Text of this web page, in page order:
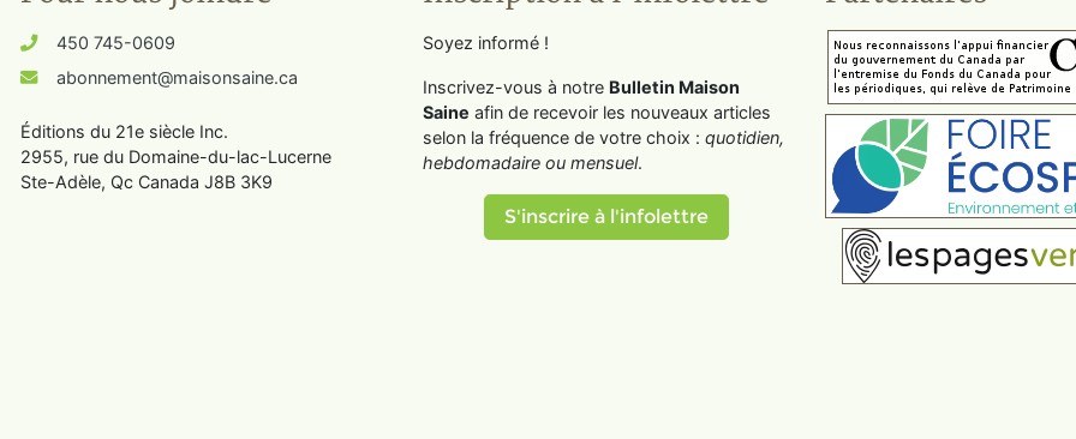
450 745-0609
abonnement@maisonsaine.ca
Éditions du 21e siècle Inc.
2955, rue du Domaine-du-lac-Lucerne
Ste-Adèle, Qc Canada J8B 3K9
Soyez informé !
Inscrivez-vous à notre Bulletin Maison
Saine afin de recevoir les nouveaux articles
selon la fréquence de votre choix : quotidien,
hebdomadaire ou mensuel.
S'inscrire à l'infolettre